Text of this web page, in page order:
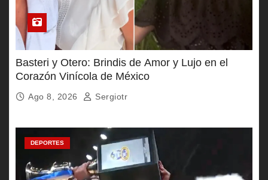
Basteri y Otero: Brindis de Amor y Lujo en el
Corazón Vinícola de México
Ago 8, 2026 Sergiotr
DEPORTES